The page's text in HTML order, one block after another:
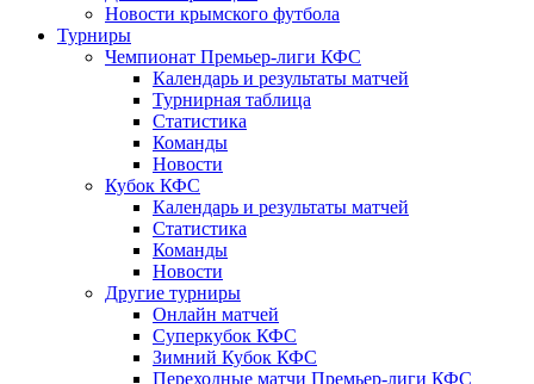
Новости крымского футбола
Турниры
Чемпионат Премьер-лиги КФС
Календарь и результаты матчей
Турнирная таблица
Статистика
Команды
Новости
Кубок КФС
Календарь и результаты матчей
Статистика
Команды
Новости
Другие турниры
Онлайн матчей
Суперкубок КФС
Зимний Кубок КФС
Переходные матчи Премьер-лиги КФС